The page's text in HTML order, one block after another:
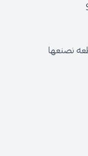
نصنعها